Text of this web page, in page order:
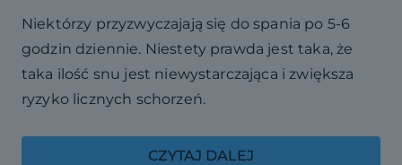
Niektórzy przyzwyczajają się do spania po 5-6
godzin dziennie. Niestety prawda jest taka, że
taka ilość snu jest niewystarczająca i zwiększa
ryzyko licznych schorzeń.
CZYTAJ DALEJ